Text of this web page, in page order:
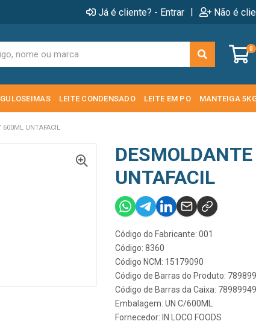
Já é cliente? - Entrar | Não é
0
GULOSEIMAS LEITE CONDENSADO LEITE EM PO MANTEIGA
600ML UNTAFACIL
UNTAFACIL
Código do Fabricante: 001
Código: 8360
Código NCM: 15179090
Código de Barras do Produto:
Código de Barras da Caixa:
Embalagem: UN C/600ML
Fornecedor: IN LOCO FOODS